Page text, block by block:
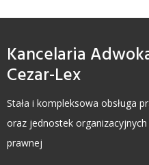
Kancelaria
Cezar-Lex
Stała i kompleksowa obsługa
oraz jednostek
prawnej